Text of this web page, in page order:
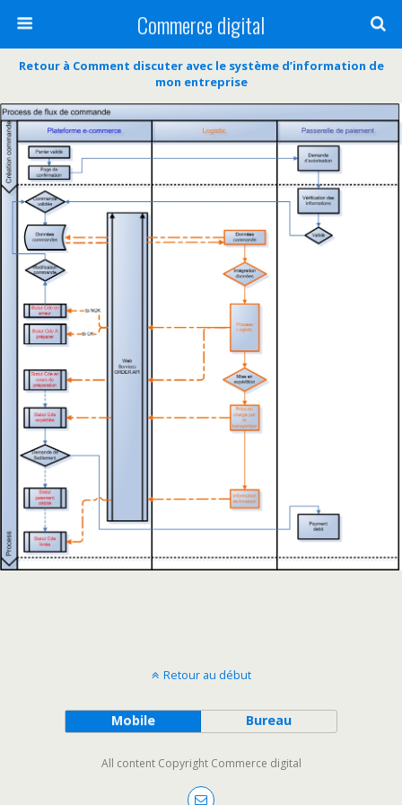
Commerce digital
Retour à Comment discuter avec le système d’information de
mon entreprise
Retour au début
Mobile Bureau
All content Copyright Commerce digital